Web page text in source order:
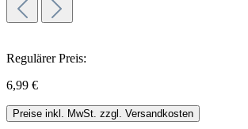
Regulärer Preis:
6,99 €
Preise inkl. MwSt. zzgl. Versandkosten